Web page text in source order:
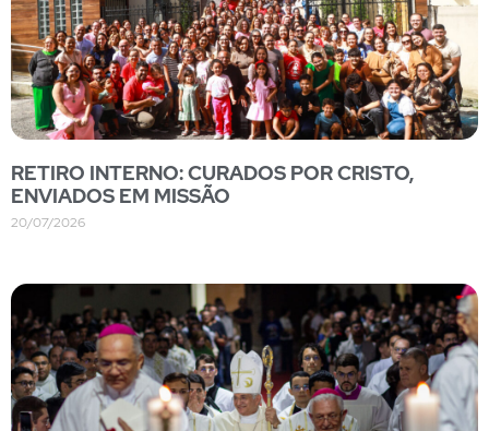
RETIRO INTERNO: CURADOS POR CRISTO,
ENVIADOS EM MISSÃO
20/07/2026